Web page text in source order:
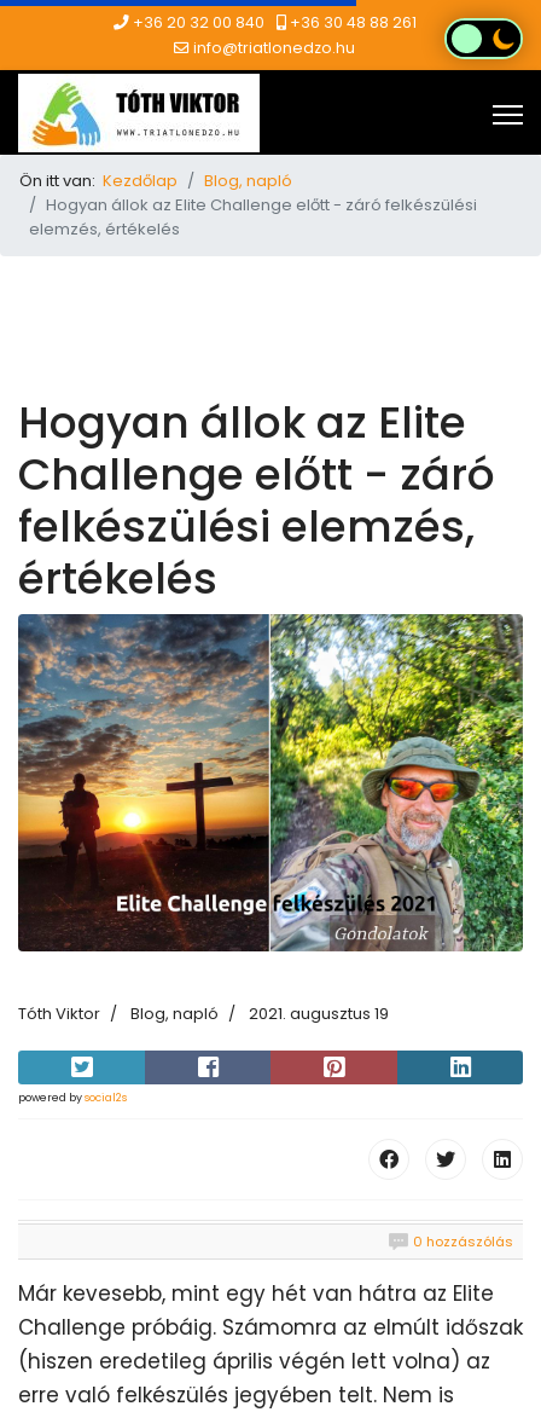
+36 20 32 00 840
+36 30 48 88 261
info@triatlonedzo.hu
Ön itt van: Kezdőlap
Blog, napló
Hogyan állok az Elite Challenge előtt - záró felkészülési
elemzés, értékelés
Hogyan állok az Elite
Challenge előtt - záró
felkészülési elemzés,
értékelés
Tóth Viktor Blog, napló 2021. augusztus 19
powered bysocial2s
0 hozzászólás
Már kevesebb, mint egy hét van hátra az Elite
Challenge próbáig. Számomra az elmúlt időszak
(hiszen eredetileg április végén lett volna) az
erre való felkészülés jegyében telt. Nem is